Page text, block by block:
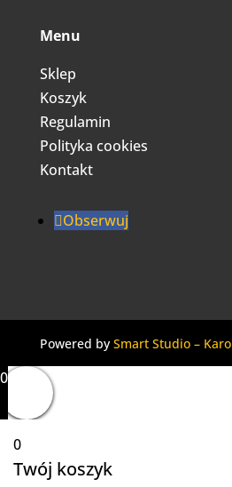
Menu
Sklep
Koszyk
Regulamin
Polityka cookies
Kontakt
Obserwuj
Powered by Smart Studio –
0
0
Twój koszyk